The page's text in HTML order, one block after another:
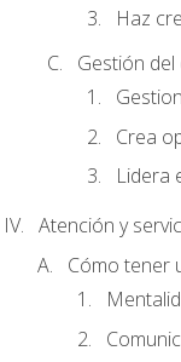
Haz
Gestión
Crea
Lidera
Atención y
Cómo tener